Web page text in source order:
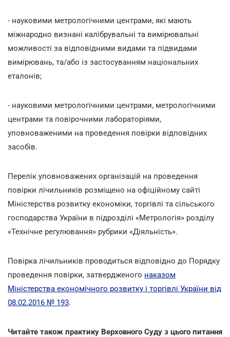
- науковими метрологічними центрами, які мають
міжнародно визнані калібрувальні та вимірювальні
можливості за відповідними видами та підвидами
вимірювань, та/або із застосуванням національних
еталонів;
- науковими метрологічними центрами, метрологічними
центрами та повірочними лабораторіями,
уповноваженими на проведення повірки відповідних
засобів.
Перелік уповноважених організацій на проведення
повірки лічильників розміщено на офіційному сайті
Міністерства розвитку економіки, торгівлі та сільського
господарства України в підрозділі «Метрологія» розділу
«Технічне регулювання» рубрики «Діяльність».
Повірка лічильників проводиться відповідно до Порядку
проведення повірки, затвердженого наказом
Міністерства економічного розвитку і торгівлі України від
08.02.2016 № 193.
Читайте також практику Верховного Суду з цього питання